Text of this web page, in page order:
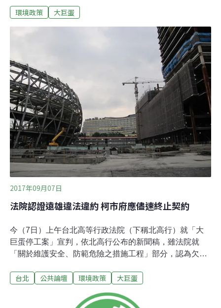
大客車停靠在菸廠路上下客，更會利用到松菸文創園區1
局一直沒有正面回覆是否同意，將在都審會幹事會要求文
化局確認。台灣建築中心2016年審議時認為，大巨蛋將57
輛大客車停放地下空間有安全疑慮，因此要求大客車僅能
有2人下到地下室，其餘乘客須於地面層上下車。而遠雄
與台北市交通局多次討論，在交通方案上，提出停靠在大
巨蛋園區、松菸園區北側的菸廠路方案。
環境政策 大巨蛋
2017年09月07日
法院認證遠雄違法違約 柯市府應儘速終止契約
今（7日）上午台北高等行政法院（下稱北高行）就「大
巨蛋停工案」宣判，依北高行公布的新聞稿，雖法院就
「關於維護安全、防範危險之措施工程」部分，認為欠缺
部分，則認為依建築法第58條第6款勒令停工，適法有
安全之重大疑慮。法院既已認定遠雄不按圖施工違法，且
台北 公共論壇 環境政策 大巨蛋